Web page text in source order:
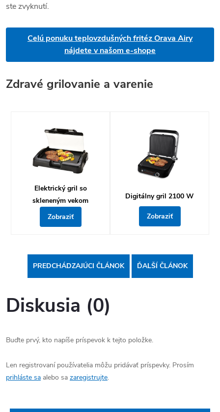
ste zvyknutí.
Celú ponuku teplovzdušných fritéz Orava Airy
nájdete v našom e-shope
Zdravé grilovanie a varenie
Elektrický gril so
skleneným vekom
Zobraziť
Digitálny gril 2100 W
Zobraziť
PREDCHÁDZAJÚCI ČLÁNOK ĎALŠÍ ČLÁNOK
Diskusia (0)
Buďte prvý, kto napíše príspevok k tejto položke.
Len registrovaní používatelia môžu pridávať príspevky. Prosím
prihláste sa alebo sa zaregistrujte.